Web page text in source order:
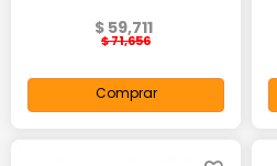
$ 59,711
$ 71,656
Comprar